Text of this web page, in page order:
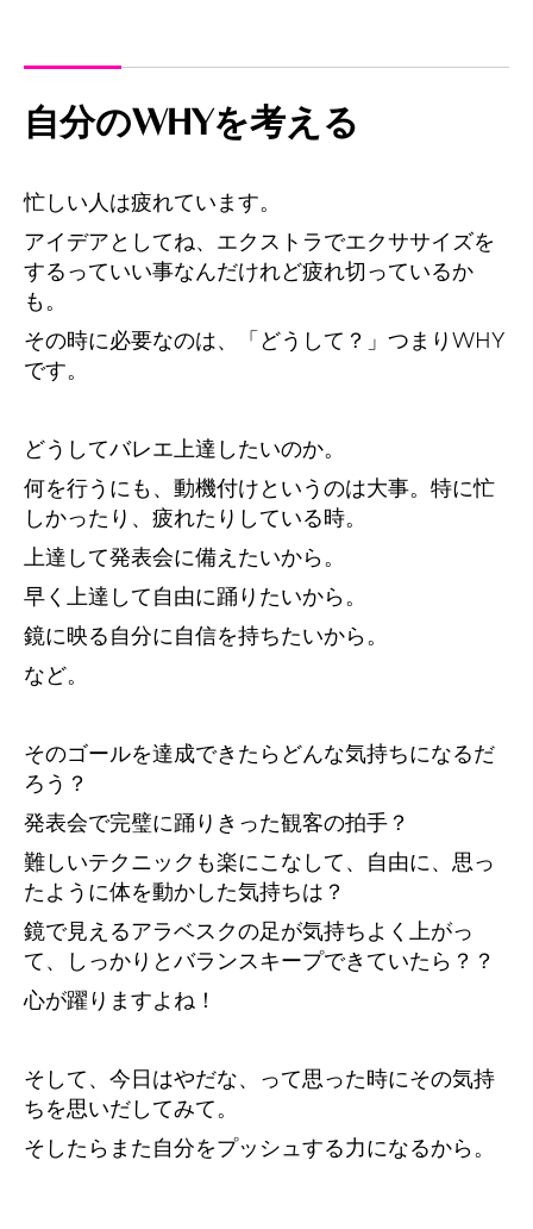
自分のWHYを考える
忙しい人は疲れています。
アイデアとしてね、エクストラでエクササイズを
するっていい事なんだけれど疲れ切っているか
も。
その時に必要なのは、「どうして？」つまりWHY
です。
どうしてバレエ上達したいのか。
何を行うにも、動機付けというのは大事。特に忙
しかったり、疲れたりしている時。
上達して発表会に備えたいから。
早く上達して自由に踊りたいから。
鏡に映る自分に自信を持ちたいから。
など。
そのゴールを達成できたらどんな気持ちになるだ
ろう？
発表会で完璧に踊りきった観客の拍手？
難しいテクニックも楽にこなして、自由に、思っ
たように体を動かした気持ちは？
鏡で見えるアラベスクの足が気持ちよく上がっ
て、しっかりとバランスキープできていたら？？
心が躍りますよね！
そして、今日はやだな、って思った時にその気持
ちを思いだしてみて。
そしたらまた自分をプッシュする力になるから。